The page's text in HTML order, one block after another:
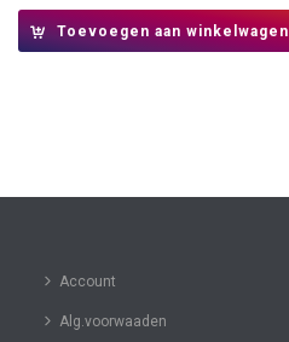
Toevoegen aan winkelwagen
Account
Alg.voorwaaden